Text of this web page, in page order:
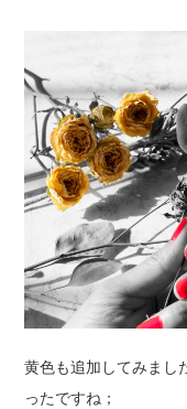
黄色も追加してみまし
ったですね；